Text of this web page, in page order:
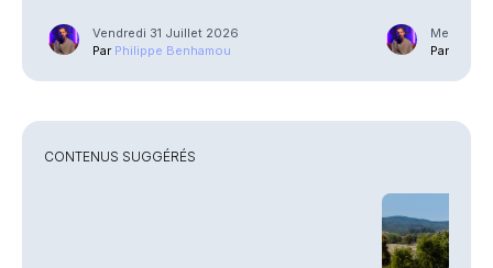
Vendredi 31 Juillet 2026
Par Philippe Benhamou
Mercredi
Par
CONTENUS SUGGÉRÉS